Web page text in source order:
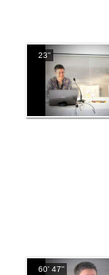
23''
60' 47''